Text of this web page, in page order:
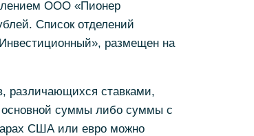
ООО «Пионер
Список отделений
размещен на
различающихся ставками,
суммы либо суммы с
США или евро можно